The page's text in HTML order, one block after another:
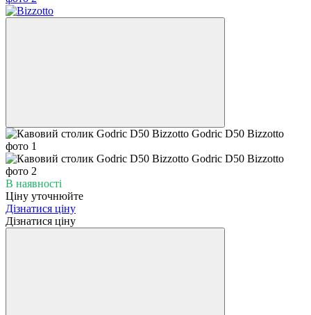
В наявності
Ціну уточнюйте
Дізнатися ціну
Дізнатися ціну